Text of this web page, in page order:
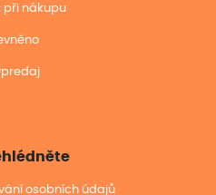
při nákupu
osobních údajů